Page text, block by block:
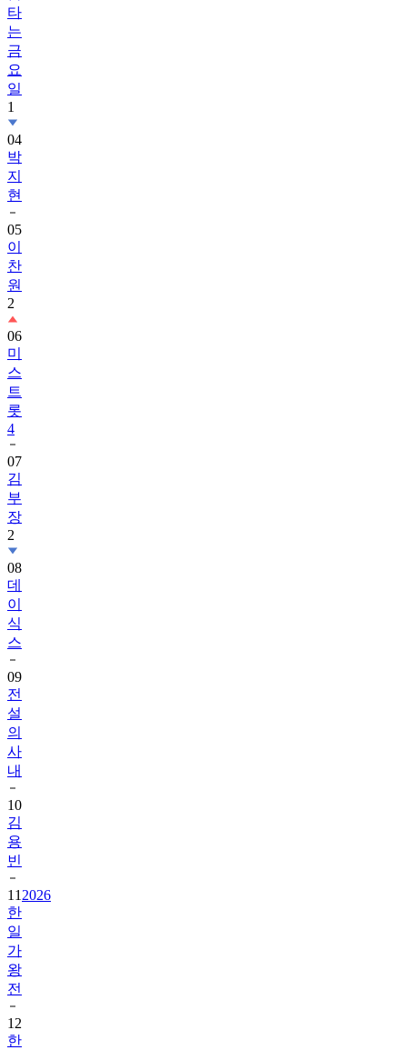
타
는
금
요
일
1
04
박
지
현
05
이
찬
원
2
06
미
스
트
롯
4
07
김
부
장
2
08
데
이
식
스
09
전
설
의
사
내
10
김
용
빈
11 2026
한
일
가
왕
전
12
한